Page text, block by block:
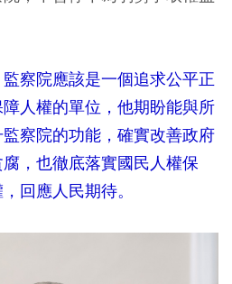
察院應該是一個追求公平正
人權的單位，他期盼能與所
察院的功能，確實改善政府
，也徹底落實國民人權保
回應人民期待。